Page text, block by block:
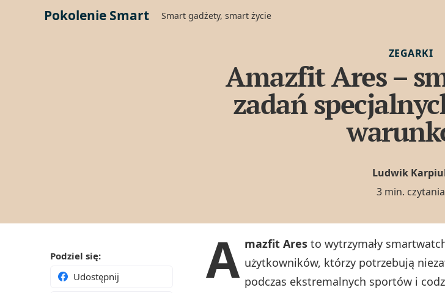
Pokolenie Smart Smart gadżety, smart życie
ZEGARKI
Amazfit Ares –
zadań
Ludwik
3 min. czytania
Podziel się:
Udostępnij
A mazfit Ares to wytrzymały
użytkowników, którzy potrzebują
podczas ekstremalnych sportów i